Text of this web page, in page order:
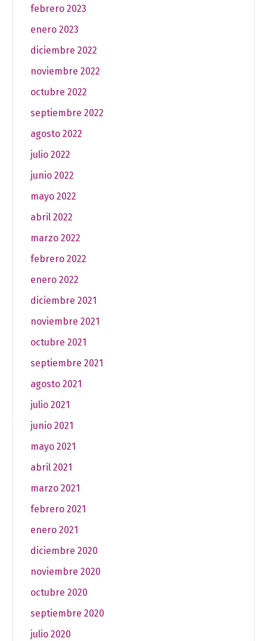
febrero 2023
enero 2023
diciembre 2022
noviembre 2022
octubre 2022
septiembre 2022
agosto 2022
julio 2022
junio 2022
mayo 2022
abril 2022
marzo 2022
febrero 2022
enero 2022
diciembre 2021
noviembre 2021
octubre 2021
septiembre 2021
agosto 2021
julio 2021
junio 2021
mayo 2021
abril 2021
marzo 2021
febrero 2021
enero 2021
diciembre 2020
noviembre 2020
octubre 2020
septiembre 2020
julio 2020